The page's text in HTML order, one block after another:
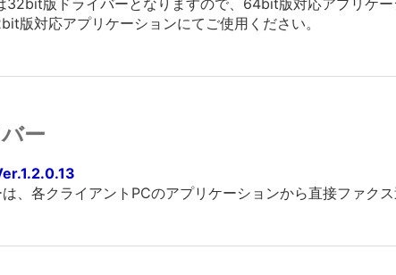
32bit版ドライバーとなりますので、64bit版対応アプリケー
版対応アプリケーションにてご使用ください。
ー
、各クライアントPCのアプリケーションから直接ファク